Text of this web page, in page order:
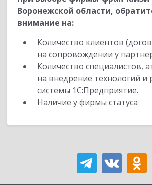
Воронежской области,
внимание на:
Количество клиентов
на сопровождении у
Количество специалистов,
на внедрение технологий и
системы 1С:Предприятие.
Наличие у фирмы статуса